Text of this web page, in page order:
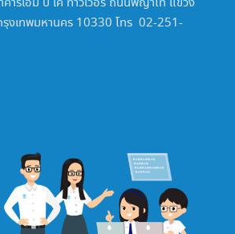
รุงเทพมหานคร 10330 โทร 02-251-